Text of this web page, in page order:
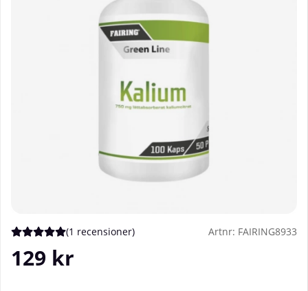
Medelbetyg 5 av 5 Antal betyg 1
(1 recensioner) Artnr: FAIRING8933
129 kr